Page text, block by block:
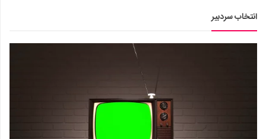
انتخاب سردبیر